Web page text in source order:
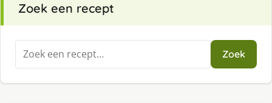
Zoek een recept
Zoeken
naar:
Zoek